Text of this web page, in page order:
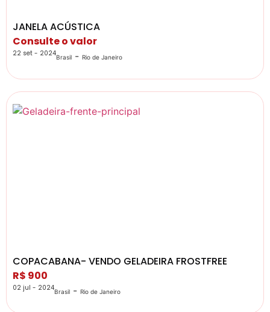
JANELA ACÚSTICA
Consulte o valor
22 set - 2024Brasil - Rio de Janeiro
COPACABANA- VENDO GELADEIRA FROSTFREE
R$ 900
02 jul - 2024Brasil - Rio de Janeiro